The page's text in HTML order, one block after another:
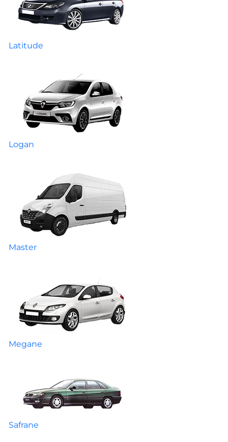
Latitude
Logan
Master
Megane
Safrane